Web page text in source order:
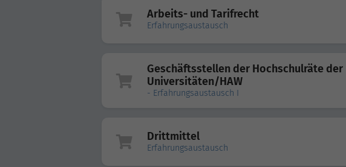
Arbeits- und Tarifrecht
Erfahrungsaustausch
Geschäftsstellen der Hochschulräte der
Universitäten/HAW
- Erfahrungsaustausch I
Drittmittel
Erfahrungsaustausch